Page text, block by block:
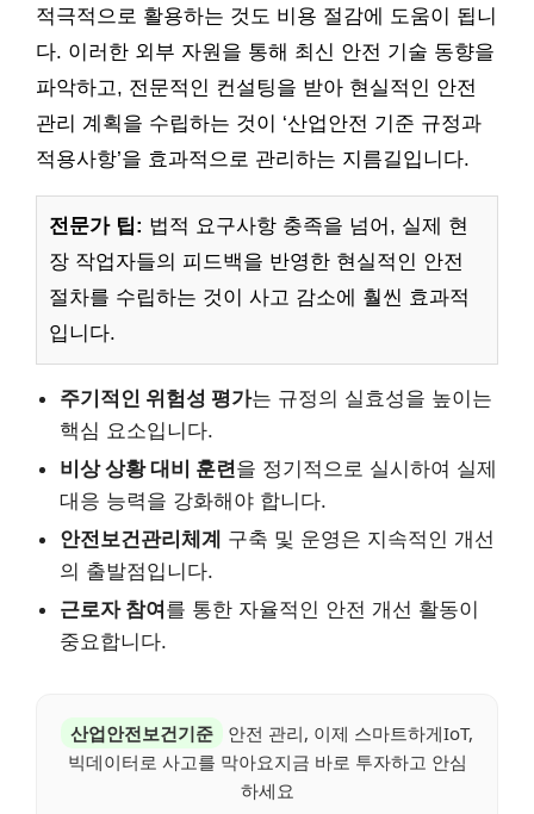
적극적으로 활용하는 것도 비용 절감에 도움이 됩니
다. 이러한 외부 자원을 통해 최신 안전 기술 동향을
파악하고, 전문적인 컨설팅을 받아 현실적인 안전
관리 계획을 수립하는 것이 ‘산업안전 기준 규정과
적용사항’을 효과적으로 관리하는 지름길입니다.
전문가 팁: 법적 요구사항 충족을 넘어, 실제 현
장 작업자들의 피드백을 반영한 현실적인 안전
절차를 수립하는 것이 사고 감소에 훨씬 효과적
입니다.
주기적인 위험성 평가는 규정의 실효성을 높이는
핵심 요소입니다.
비상 상황 대비 훈련을 정기적으로 실시하여 실제
대응 능력을 강화해야 합니다.
안전보건관리체계 구축 및 운영은 지속적인 개선
의 출발점입니다.
근로자 참여를 통한 자율적인 안전 개선 활동이
중요합니다.
산업안전보건기준
안전 관리, 이제 스마트하게IoT,
빅데이터로 사고를 막아요지금 바로 투자하고 안심
하세요